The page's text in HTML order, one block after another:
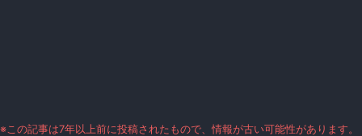
※この記事は7年以上前に投稿されたもので、情報が古い可能性があります。